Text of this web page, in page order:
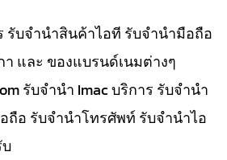
รับจำนำสินค้าไอที รับจำนำมือถือ
และ ของแบรนด์เนมต่างๆ
รับจำนำ Imac บริการ รับจำนำ
ถือ รับจำนำโทรศัพท์ รับจำนำไอ